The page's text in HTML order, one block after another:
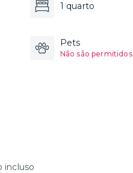
1 quarto
Pets
Não são permitidos
incluso